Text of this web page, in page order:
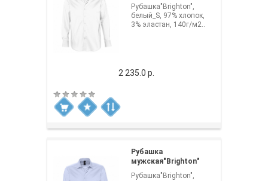
Рубашка"Brighton",
белый_S, 97% хлопок,
3% эластан, 140г/м2..
2 235.0 р.
Рубашка
мужская"Brighton"
Рубашка"Brighton",